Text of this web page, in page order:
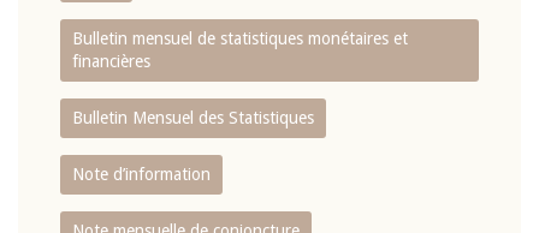
Bulletin mensuel de statistiques monétaires et
financières
Bulletin Mensuel des Statistiques
Note d’information